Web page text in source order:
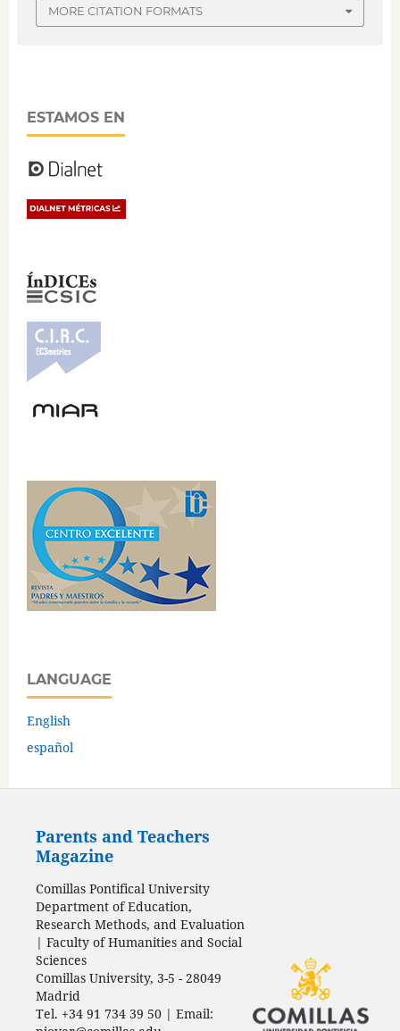
MORE CITATION FORMATS
ESTAMOS EN
LANGUAGE
English
español
Parents and Teachers
Magazine
Comillas Pontifical University
Department of Education,
Research Methods, and Evaluation
| Faculty of Humanities and Social
Sciences
Comillas University, 3-5 - 28049
Madrid
Tel. +34 91 734 39 50 | Email: